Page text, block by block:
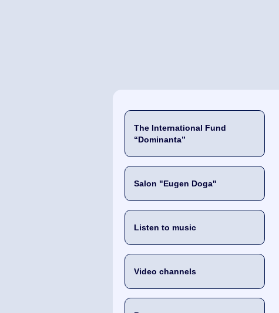
The International Fund
“Dominanta”
Salon "Eugen Doga"
Listen to music
Video channels